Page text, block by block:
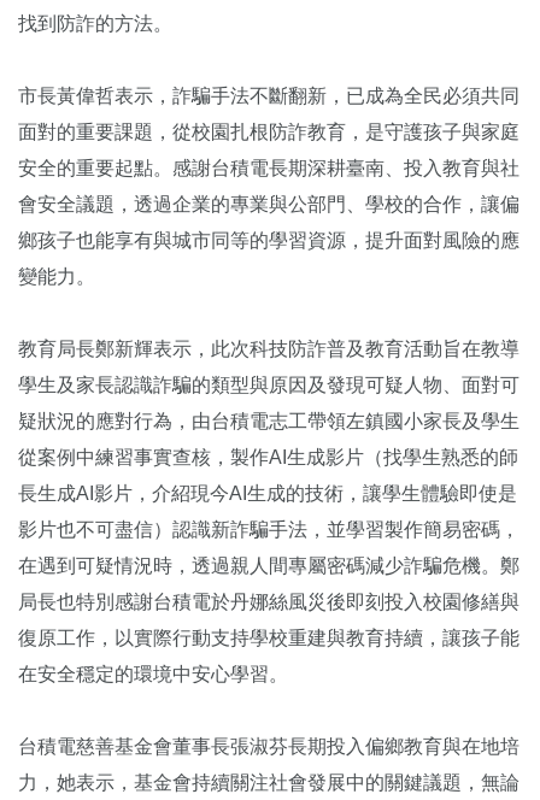
找到防詐的方法。
市長黃偉哲表示，詐騙手法不斷翻新，已成為全民必須共同
面對的重要課題，從校園扎根防詐教育，是守護孩子與家庭
安全的重要起點。感謝台積電長期深耕臺南、投入教育與社
會安全議題，透過企業的專業與公部門、學校的合作，讓偏
鄉孩子也能享有與城市同等的學習資源，提升面對風險的應
變能力。
教育局長鄭新輝表示，此次科技防詐普及教育活動旨在教導
學生及家長認識詐騙的類型與原因及發現可疑人物、面對可
疑狀況的應對行為，由台積電志工帶領左鎮國小家長及學生
從案例中練習事實查核，製作AI生成影片（找學生熟悉的師
長生成AI影片，介紹現今AI生成的技術，讓學生體驗即使是
影片也不可盡信）認識新詐騙手法，並學習製作簡易密碼，
在遇到可疑情況時，透過親人間專屬密碼減少詐騙危機。鄭
局長也特別感謝台積電於丹娜絲風災後即刻投入校園修繕與
復原工作，以實際行動支持學校重建與教育持續，讓孩子能
在安全穩定的環境中安心學習。
台積電慈善基金會董事長張淑芬長期投入偏鄉教育與在地培
力，她表示，基金會持續關注社會發展中的關鍵議題，無論